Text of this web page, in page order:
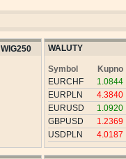
WIG250 WALUTY
Symbol
Kupno
EURCHF
1.0844
EURPLN
4.3840
EURUSD
1.0920
GBPUSD
1.2369
USDPLN
4.0187